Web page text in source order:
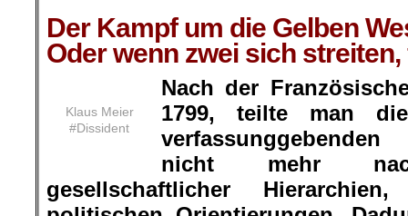
1789 war der Auslöser der hohe
ist es der hohe Benzinpreis, der
Überlaufen brachte. Die Menschen
erheben sich und wieder soll
ausbeuterische Monarchie samt
gestürzt werden. Uniformiert mit
und erhobener Faust, stürmen sie
nicht die Bastille, sondern die